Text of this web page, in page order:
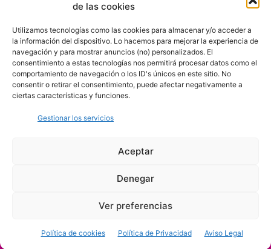
de las cookies
Utilizamos tecnologías como las cookies para almacenar y/o acceder a
la información del dispositivo. Lo hacemos para mejorar la experiencia de
navegación y para mostrar anuncios (no) personalizados. El
consentimiento a estas tecnologías nos permitirá procesar datos como el
comportamiento de navegación o los ID's únicos en este sitio. No
consentir o retirar el consentimiento, puede afectar negativamente a
ciertas características y funciones.
Gestionar los servicios
Aceptar
Denegar
Ver preferencias
Política de cookies Política de Privacidad Aviso Legal